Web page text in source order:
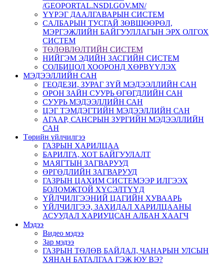
/GEOPORTAL.NSDI.GOV.MN/
ҮҮРЭГ ДААЛГАВАРЫН СИСТЕМ
CАЛБАРЫН ТУСГАЙ ЗӨВШӨӨРӨЛ,
МЭРГЭЖЛИЙН БАЙГУУЛЛАГЫН ЭРХ ОЛГОХ
СИСТЕМ
ТӨЛӨВЛӨЛТИЙН СИСТЕМ
НИЙГЭМ ЭДИЙН ЗАСГИЙН СИСТЕМ
СОЛБИЦОЛ ХООРОНД ХӨРВҮҮЛЭХ
МЭДЭЭЛЛИЙН САН
ГЕОДЕЗИ, ЗУРАГ ЗҮЙ МЭДЭЭЛЛИЙН САН
ОРОН ЗАЙН СУУРЬ ӨГӨГДЛИЙН САН
СУУРЬ МЭДЭЭЛЛИЙН САН
ЦЭГ ТЭМДЭГТИЙН МЭДЭЭЛЛИЙН САН
АГААР, САНСРЫН ЗУРГИЙН МЭДЭЭЛЛИЙН
САН
Төрийн үйлчилгээ
ГАЗРЫН ХАРИЛЦАА
БАРИЛГА, ХОТ БАЙГУУЛАЛТ
МАЯГТЫН ЗАГВАРУУД
ӨРГӨДЛИЙН ЗАГВАРУУД
ГАЗРЫН ЦАХИМ СИСТЕМЭЭР ИЛГЭЭХ
БОЛОМЖТОЙ ХҮСЭЛТҮҮД
ҮЙЛЧИЛГЭЭНИЙ ЦАГИЙН ХУВААРЬ
ҮЙЛЧИЛГЭЭ, ЗАХИДАЛ ХАРИЛЦААНЫ
АСУУДАЛ ХАРИУЦСАН АЛБАН ХААГЧ
Мэдээ
Видео мэдээ
Зар мэдээ
ГАЗРЫН ТӨЛӨВ БАЙДАЛ, ЧАНАРЫН УЛСЫН
ХЯНАН БАТАЛГАА ГЭЖ ЮУ ВЭ?